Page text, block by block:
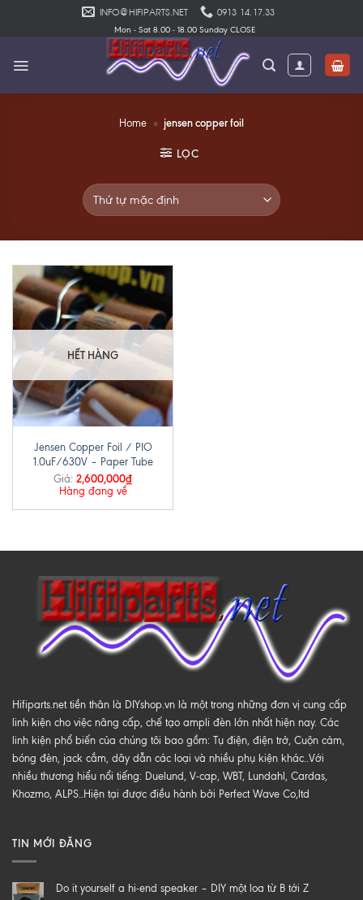
INFO@HIFIPARTS.NET 0913 14.17.33
Mon - Sat 8.00 - 18.00 Sunday CLOSE
Home » jensen copper foil
LỌC
HẾT HÀNG
Jensen Copper Foil / PIO
1.0uF/630V – Paper Tube
Giá: 2,600,000₫
Hàng đang về
Hifiparts.net tiền thân là DIYshop.vn là một trong những đơn vị cung cấp
linh kiện cho việc nâng cấp, chế tạo ampli đèn lớn nhất hiện nay. Các
linh kiện phổ biến của chúng tôi bao gồm: Tụ điện, điện trở, Cuộn cảm,
bóng đèn, jack cắm, dây dẫn các loại và nhiều phụ kiện khác..Với
nhiều thương hiểu nổi tiếng: Duelund, V-cap, WBT, Lundahl, Cardas,
Khozmo, ALPS..Hiện tại được điều hành bởi Perfect Wave Co,ltd
TIN MỚI ĐĂNG
Do it yourself a hi-end speaker – DIY một loa từ B tới Z